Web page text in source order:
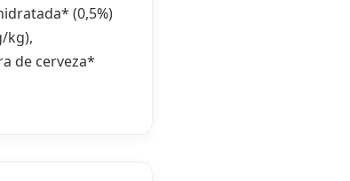
(0,5%)
kg),
de cerveza*